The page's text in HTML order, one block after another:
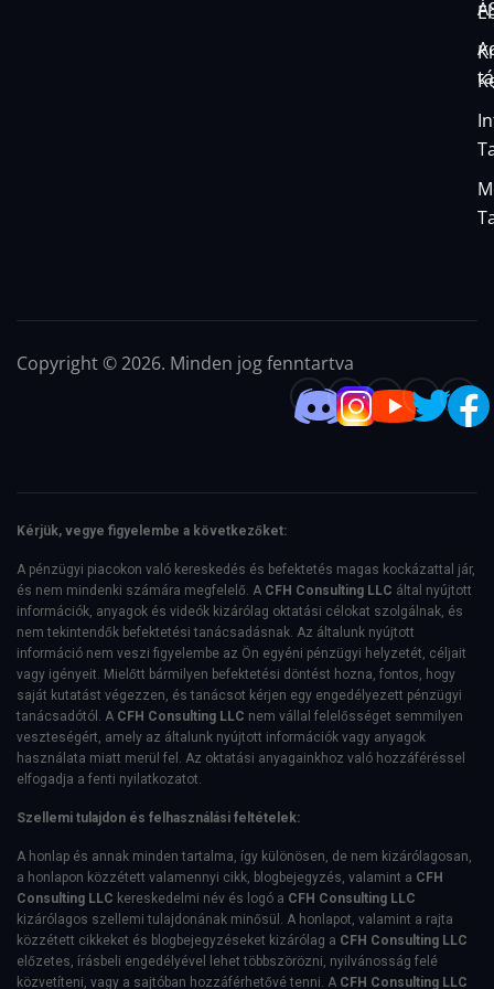
Copyright © 2026. Minden jog fenntartva
Kérjük, vegye figyelembe a következőket:
A pénzügyi piacokon való kereskedés és befektetés magas kockázattal jár,
és nem mindenki számára megfelelő. A CFH Consulting LLC által nyújtott
információk, anyagok és videók kizárólag oktatási célokat szolgálnak, és
nem tekintendők befektetési tanácsadásnak. Az általunk nyújtott
információ nem veszi figyelembe az Ön egyéni pénzügyi helyzetét, céljait
vagy igényeit. Mielőtt bármilyen befektetési döntést hozna, fontos, hogy
saját kutatást végezzen, és tanácsot kérjen egy engedélyezett pénzügyi
tanácsadótól. A CFH Consulting LLC nem vállal felelősséget semmilyen
veszteségért, amely az általunk nyújtott információk vagy anyagok
használata miatt merül fel. Az oktatási anyagainkhoz való hozzáféréssel
elfogadja a fenti nyilatkozatot.
Szellemi tulajdon és felhasználási feltételek:
A honlap és annak minden tartalma, így különösen, de nem kizárólagosan,
a honlapon közzétett valamennyi cikk, blogbejegyzés, valamint a CFH
Consulting LLC kereskedelmi név és logó a CFH Consulting LLC
kizárólagos szellemi tulajdonának minősül. A honlapot, valamint a rajta
közzétett cikkeket és blogbejegyzéseket kizárólag a CFH Consulting LLC
előzetes, írásbeli engedélyével lehet többszörözni, nyilvánosság felé
közvetíteni, vagy a sajtóban hozzáférhetővé tenni. A CFH Consulting LLC